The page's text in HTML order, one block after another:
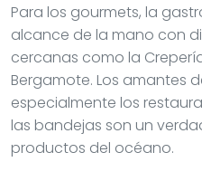
Para los gourmets, la
alcance de la mano con
cercanas como la
Bergamote. Los amantes
especialmente los
las bandejas son un
productos del océano.